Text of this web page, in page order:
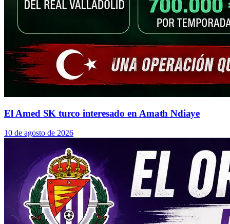
El Amed SK turco interesado en Amath Ndiaye
10 de agosto de 2026